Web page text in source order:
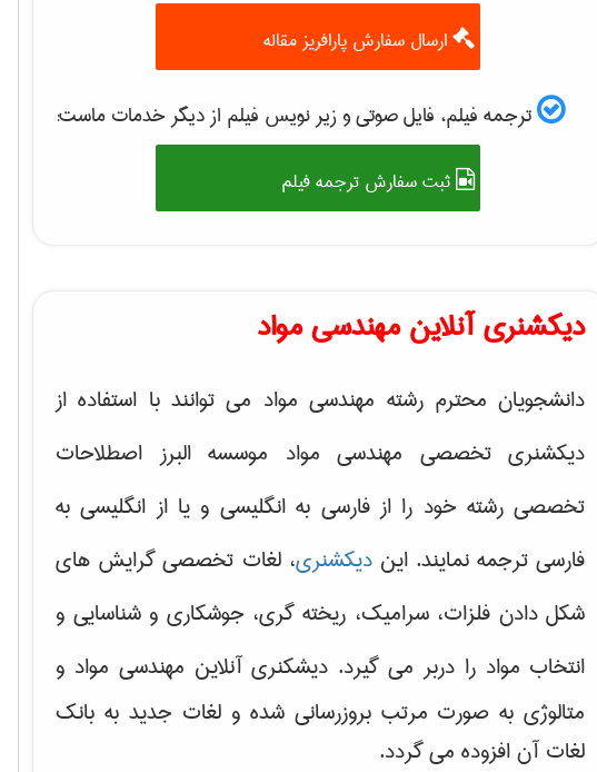
ارسال سفارش پارافریز مقاله
ترجمه فیلم، فایل صوتی و زیر نویس فیلم از دیگر خدمات ماست:
ثبت سفارش ترجمه فیلم
دیکشنری آنلاین مهندسی مواد
دانشجویان محترم رشته مهندسی مواد می توانند با استفاده از
دیکشنری تخصصی مهندسی مواد موسسه البرز اصطلاحات
تخصصی رشته خود را از فارسی به انگلیسی و یا از انگلیسی به
فارسی ترجمه نمایند. ایندیکشنری، لغات تخصصی گرایش های
شکل دادن فلزات، سرامیک، ریخته گری، جوشکاری و شناسایی و
انتخاب مواد را دربر می گیرد. دیشکنری آنلاین مهندسی مواد و
متالوژی به صورت مرتب بروزرسانی شده و لغات جدید به بانک
لغات آن افزوده می گردد.